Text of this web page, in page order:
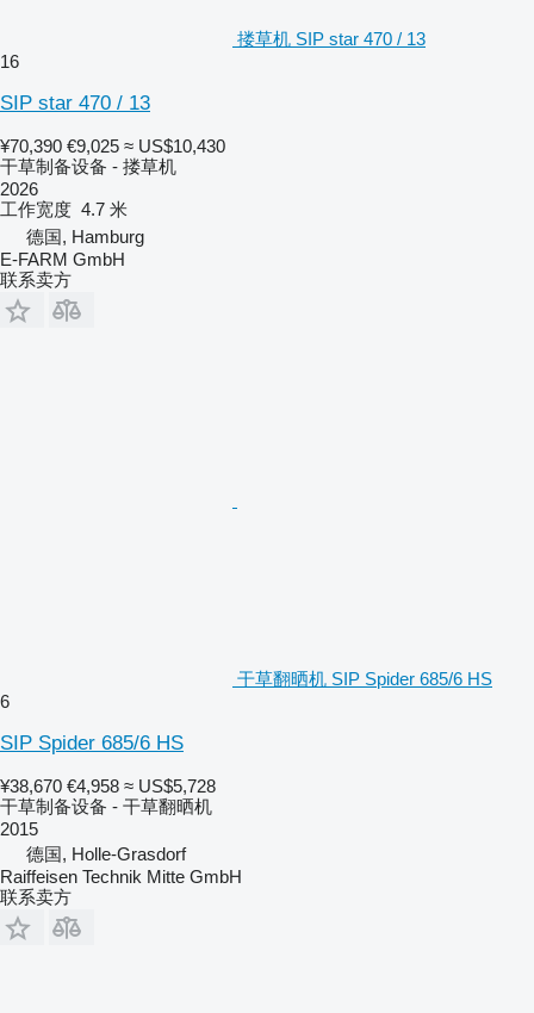
搂草机 SIP star 470 / 13
16
SIP star 470 / 13
¥70,390 €9,025 ≈ US$10,430
干草制备设备 - 搂草机
2026
工作宽度 4.7 米
德国, Hamburg
E-FARM GmbH
联系卖方
干草翻晒机 SIP Spider 685/6 HS
6
SIP Spider 685/6 HS
¥38,670 €4,958 ≈ US$5,728
干草制备设备 - 干草翻晒机
2015
德国, Holle-Grasdorf
Raiffeisen Technik Mitte GmbH
联系卖方